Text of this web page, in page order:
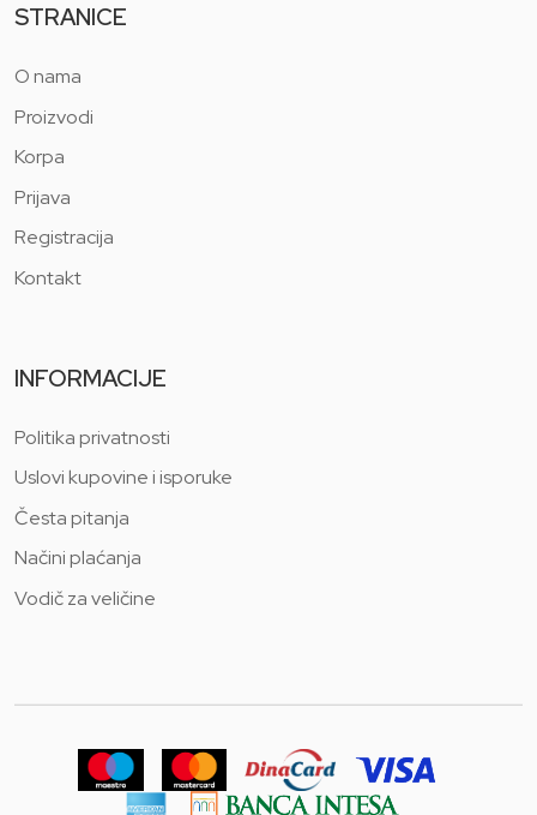
STRANICE
O nama
Proizvodi
Korpa
Prijava
Registracija
Kontakt
INFORMACIJE
Politika privatnosti
Uslovi kupovine i isporuke
Česta pitanja
Načini plaćanja
Vodič za veličine